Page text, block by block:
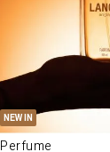
NEW IN
U
Perfume